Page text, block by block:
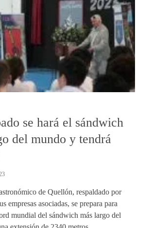
se hará el sándwich
del mundo y tendrá
de Quellón, respaldado por
empresas asociadas, se prepara para
mundial del sándwich más largo del